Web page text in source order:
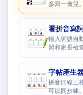
多寫一會兒。
看拼音寫
輸入詞語自
習和家長檢查
字帖產生
拼音四線三
可以同步練。